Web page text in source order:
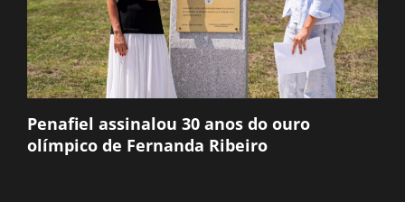
Penafiel assinalou 30 anos do ouro
olímpico de Fernanda Ribeiro